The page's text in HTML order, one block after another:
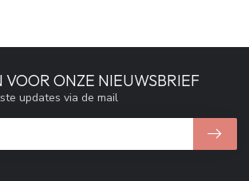
VOOR ONZE NIEUWSBRIEF
updates via de mail